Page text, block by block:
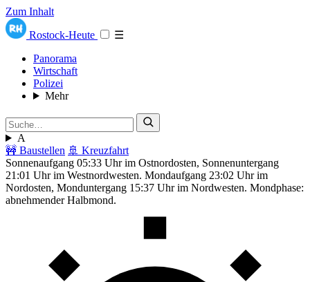
Zum Inhalt
Rostock-Heute
☰
Panorama
Wirtschaft
Polizei
Mehr
A
🚧 Baustellen 🚢 Kreuzfahrt
Sonnenaufgang 05:33 Uhr im Ostnordosten, Sonnenuntergang
21:01 Uhr im Westnordwesten. Mondaufgang 23:02 Uhr im
Nordosten, Monduntergang 15:37 Uhr im Nordwesten. Mondphase:
abnehmender Halbmond.